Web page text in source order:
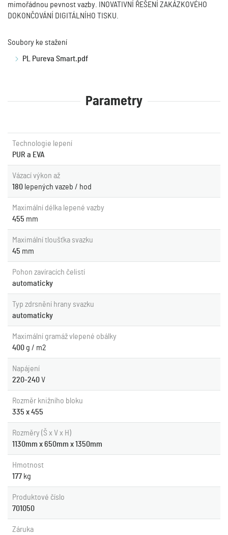
mimořádnou pevnost vazby. INOVATIVNÍ ŘEŠENÍ ZAKÁZKOVÉHO
DOKONČOVÁNÍ DIGITÁLNÍHO TISKU.
Soubory ke stažení
PL Pureva Smart.pdf
Parametry
Technologie lepení
PUR a EVA
Vázací výkon až
180 lepených vazeb / hod
Maximální délka lepené vazby
455 mm
Maximální tloušťka svazku
45 mm
Pohon zavíracích čelistí
automaticky
Typ zdrsnění hrany svazku
automaticky
Maximální gramáž vlepené obálky
400 g / m2
Napájení
220-240V
Rozměr knižního bloku
335 x 455
Rozměry (Š x V x H)
1130mm x 650mm x 1350mm
Hmotnost
177 kg
Produktové číslo
701050
Záruka